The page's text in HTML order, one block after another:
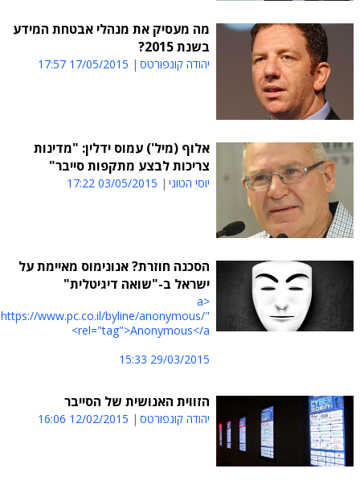
מה מעסיק את מנהלי אבטחת המידע
בשנת 2015?
יהודה קונפורטס 17/05/2015 17:57
אלוף (מיל') עמוס ידלין: "מדינות
צריכות לבצע מתקפות סייבר"
יוסי הטוני 03/05/2015 17:22
הסכנה חוזרת? אנונימוס מאיימת על
ישראל ב-"שואה דיגיטלית"
<a
www.pc.co.il/byline/anonymous/"
rel="tag">Anonymous</a>
29/03/2015 15:33
הזווית האנושית של הסייבר
יהודה קונפורטס 12/02/2015 16:06